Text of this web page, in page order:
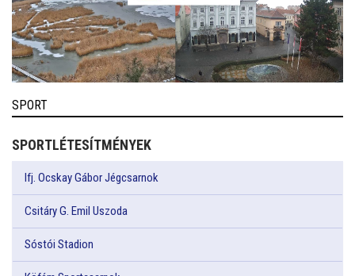
SPORT
SPORTLÉTESÍTMÉNYEK
Ifj. Ocskay Gábor Jégcsarnok
Csitáry G. Emil Uszoda
Sóstói Stadion